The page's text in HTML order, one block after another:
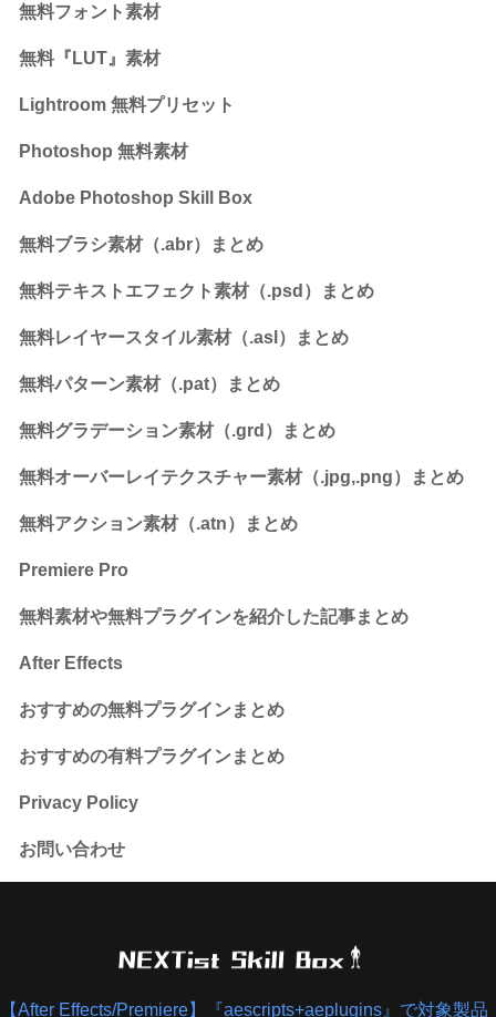
無料フォント素材
無料『LUT』素材
Lightroom 無料プリセット
Photoshop 無料素材
Adobe Photoshop Skill Box
無料ブラシ素材（.abr）まとめ
無料テキストエフェクト素材（.psd）まとめ
無料レイヤースタイル素材（.asl）まとめ
無料パターン素材（.pat）まとめ
無料グラデーション素材（.grd）まとめ
無料オーバーレイテクスチャー素材（.jpg,.png）まとめ
無料アクション素材（.atn）まとめ
Premiere Pro
無料素材や無料プラグインを紹介した記事まとめ
After Effects
おすすめの無料プラグインまとめ
おすすめの有料プラグインまとめ
Privacy Policy
お問い合わせ
【After Effects/Premiere】『aescripts+aeplugins』で対象製品